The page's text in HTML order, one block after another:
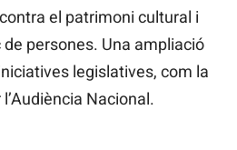
el patrimoni cultural i
persones. Una ampliació
legislatives, com la
Nacional.